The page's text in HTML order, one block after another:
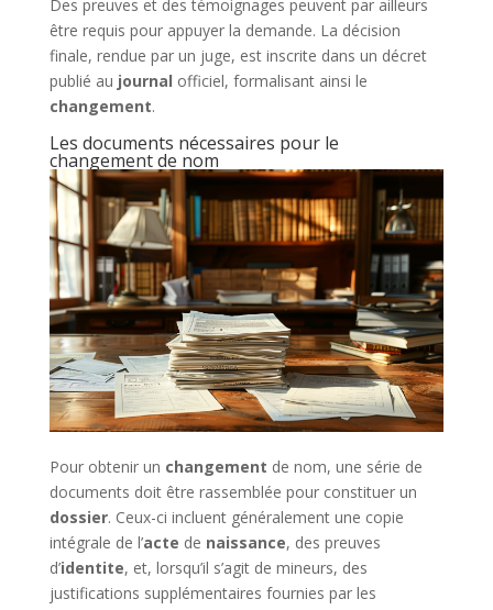
Des preuves et des témoignages peuvent par ailleurs
être requis pour appuyer la demande. La décision
finale, rendue par un juge, est inscrite dans un décret
publié au journal officiel, formalisant ainsi le
changement.
Les documents nécessaires pour le
changement de nom
Pour obtenir un changement de nom, une série de
documents doit être rassemblée pour constituer un
dossier. Ceux-ci incluent généralement une copie
intégrale de l’acte de naissance, des preuves
d’identite, et, lorsqu’il s’agit de mineurs, des
justifications supplémentaires fournies par les